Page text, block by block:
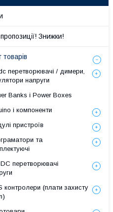
пропозиції! Знижки!
товарів
перетворювачі / димери,
напруги
Banks і Power Boxes
і компоненти
пристроїв
та
перетворювачі
контролери (плати захисту